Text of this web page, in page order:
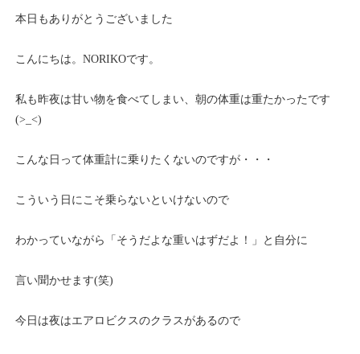
本日もありがとうございました
こんにちは。NORIKOです。
私も昨夜は甘い物を食べてしまい、朝の体重は重たかったです
(>_<)
こんな日って体重計に乗りたくないのですが・・・
こういう日にこそ乗らないといけないので
わかっていながら「そうだよな重いはずだよ！」と自分に
言い聞かせます(笑)
今日は夜はエアロビクスのクラスがあるので